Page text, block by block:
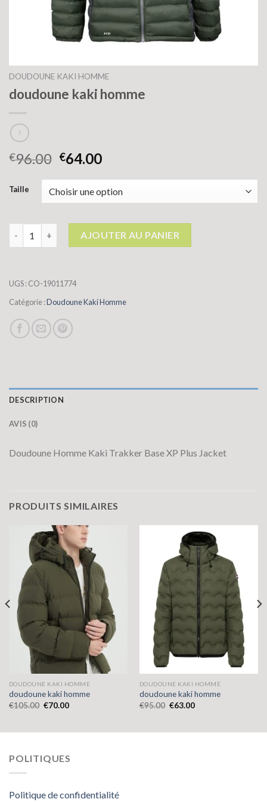
DOUDOUNE KAKI HOMME
doudoune kaki homme
€96.00 €64.00
Taille
quantité de doudoune kaki homme
AJOUTER AU PANIER
UGS :CO-19011774
Catégorie :Doudoune Kaki Homme
DESCRIPTION
AVIS (0)
Doudoune Homme Kaki Trakker Base XP Plus Jacket
PRODUITS SIMILAIRES
DOUDOUNE KAKI HOMME
doudoune kaki homme
€105.00 €70.00
DOUDOUNE KAKI HOMME
doudoune kaki homme
€95.00 €63.00
POLITIQUES
Politique de confidentialité